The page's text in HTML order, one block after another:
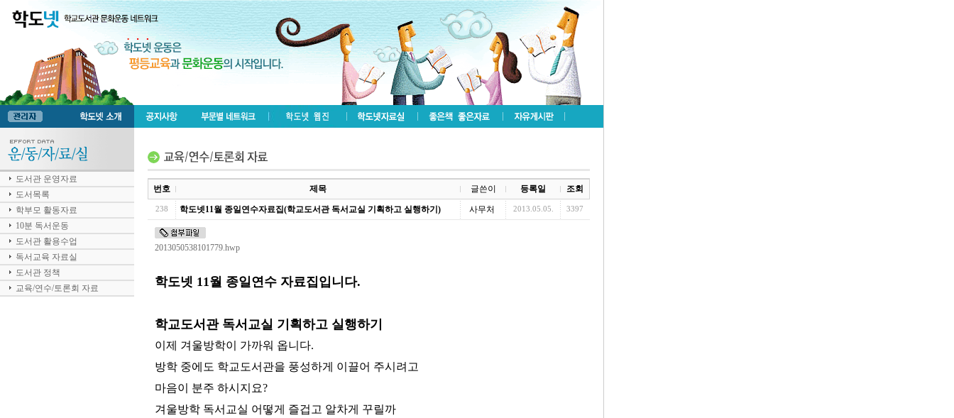
도서관 운영자료
도서목록
학부모 활동자료
10분 독서운동
도서관 활용수업
독서교육 자료실
도서관 정책
교육/연수/토론회 자료
번호 제목 글쓴이 등록일 조회
238 학도넷11월 종일연수자료집(학교도서관 독서교실 기획하고 실행하기) 사무처 2013.05.05. 3397
2013050538101779.hwp
학도넷 11월 종일연수 자료집입니다.
학교도서관 독서교실 기획하고 실행하기
이제 겨울방학이 가까워 옵니다.
방학 중에도 학교도서관을 풍성하게 이끌어 주시려고
마음이 분주 하시지요?
겨울방학 독서교실 어떻게 즐겁고 알차게 꾸릴까